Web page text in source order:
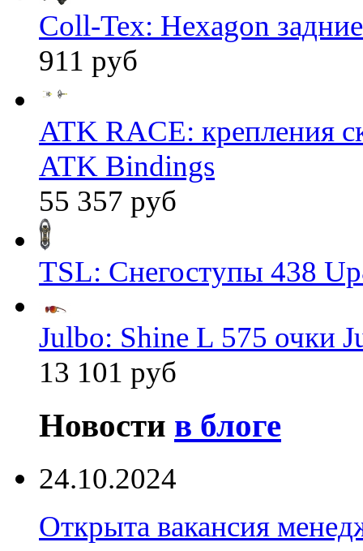
Coll-Tex: Hexagon
911 руб
ATK RACE: крепления
ATK Bindings
55 357 руб
TSL: Снегоступы 438
Julbo: Shine L 575 очки
13 101 руб
Новости в блоге
24.10.2024
Открыта вакансия